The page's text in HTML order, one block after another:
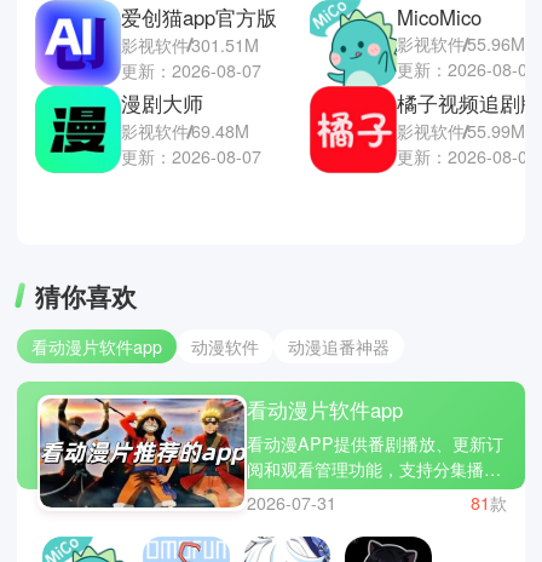
爱创猫app官方版
影视软件301.51M
更新：2026-08-07
漫剧大师
影视软件69.48M
更新：2026-08-07
MicoMico
影视软件55.96M
更新：2026-08-06
橘子视频追剧版
影视软件55.99M
更新：2026-08-06
猜你喜欢
看动漫片软件app 动漫软件 动漫追番神器
看动漫片软件app
看动漫APP提供番剧播放、更新订
阅和观看管理功能，支持分集播
放、清晰度切换和播放记录同步。
应用通常包含番剧分类、关键词搜
索、追番列表、更新提醒和离线缓
2026-07-31 81款